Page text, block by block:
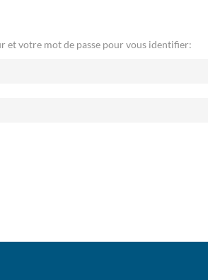
et votre mot de passe pour vous identifier: